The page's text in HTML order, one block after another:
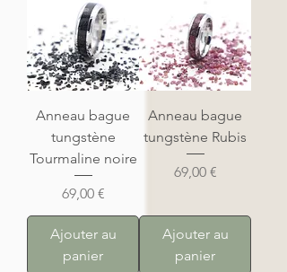
Anneau bague
tungstène
Tourmaline noire
Prix
69,00 €
Ajouter au
panier
Anneau bague
tungstène Rubis
Prix
69,00 €
Ajouter au
panier